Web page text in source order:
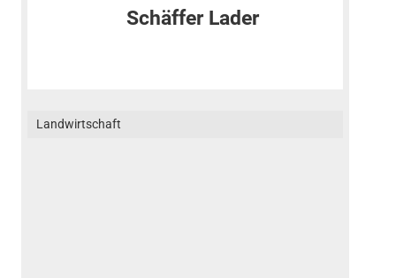
Landwirtschaft